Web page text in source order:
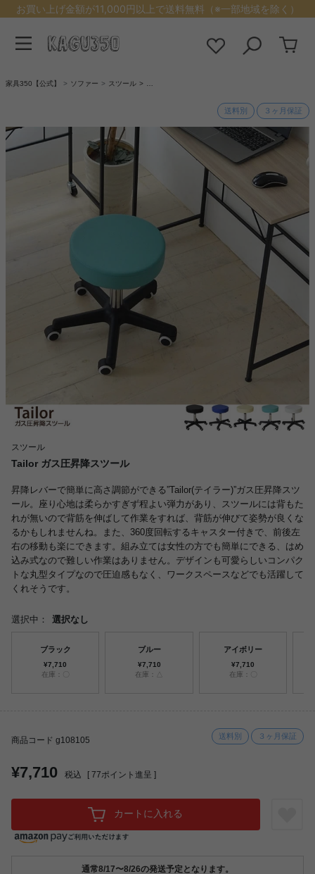
お買い上げ金額が11,000円以上で送料無料（※一部地域を除く）
家具350【公式】 ソファー スツール
送料別 ３ヶ月保証
スツール
Tailor ガス圧昇降スツール
昇降レバーで簡単に高さ調節ができる”Tailor(テイラー)”ガス圧昇降スツ
ール。座り心地は柔らかすぎず程よい弾力があり、スツールには背もた
れが無いので背筋を伸ばして作業をすれば、背筋が伸びて姿勢が良くな
るかもしれませんね。また、360度回転するキャスター付きで、前後左
右の移動も楽にできます。組み立ては女性の方でも簡単にできる、はめ
込み式なので難しい作業はありません。デザインも可愛らしいコンパク
トな丸型タイプなので圧迫感もなく、ワークスペースなどでも活躍して
くれそうです。
選択中： 選択なし
ブラック
¥7,710
在庫：〇
ブルー
¥7,710
在庫：△
アイボリー
¥7,710
在庫：〇
商品コード g108105 送料別 ３ヶ月保証
¥7,710 税込 [ 77ポイント進呈 ]
カートに入れる
通常8/17〜8/26の発送予定となります。